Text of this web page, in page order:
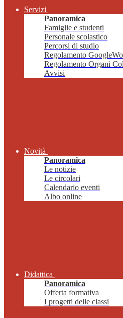
Servizi
Panoramica
Famiglie e studenti
Personale scolastico
Percorsi di studio
Regolamento
Regolamento Organi
Avvisi
Novità
Panoramica
Le notizie
Le circolari
Calendario eventi
Albo online
Didattica
Panoramica
Offerta formativa
I progetti delle classi